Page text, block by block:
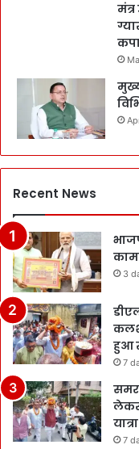
Recent News
3
हुआ
7
लेकर
यात्रा
7